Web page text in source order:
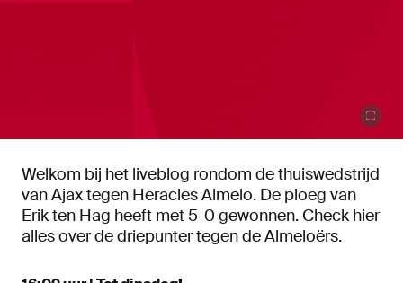
Welkom bij het liveblog rondom de thuiswedstrijd
van Ajax tegen Heracles Almelo. De ploeg van
Erik ten Hag heeft met 5-0 gewonnen. Check hier
alles over de driepunter tegen de Almeloërs.